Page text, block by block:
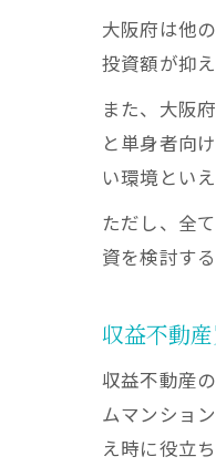
大阪府は他
投資額が抑
また、大阪
と単身者向
い環境といえ
ただし、全
資を検討す
収益不動
収益不動産
ムマンショ
え時に役立ち